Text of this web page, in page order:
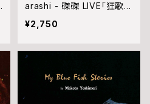
arashi - 磔磔 LIVE「狂歌」
(CD)
¥2,750